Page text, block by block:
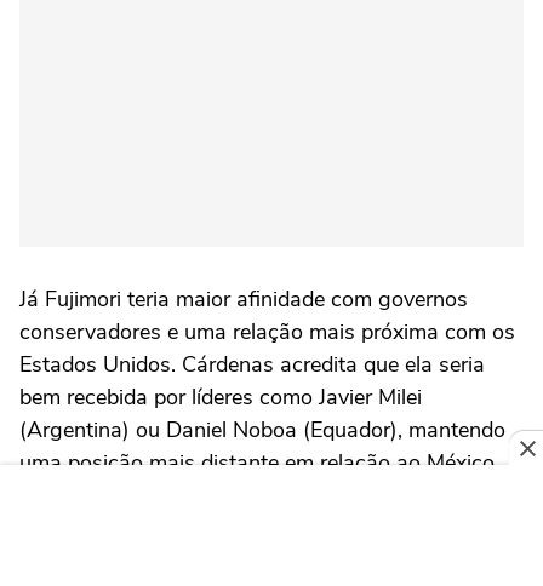
Já Fujimori teria maior afinidade com governos
conservadores e uma relação mais próxima com os
Estados Unidos. Cárdenas acredita que ela seria
bem recebida por líderes como Javier Milei
(Argentina) ou Daniel Noboa (Equador), mantendo
uma posição mais distante em relação ao México.